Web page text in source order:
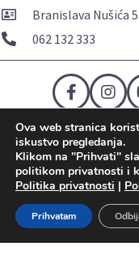
Branislava Nušića
062 132 333
Politika privatnosti
Mapa
Ova web stranica
iskustvo pregledanja.
Klikom na "Prihvati"
politikom privatnosti i
Politika privatnosti |
Prihvatam